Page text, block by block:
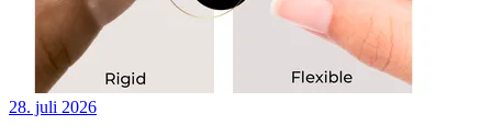
28. juli 2026